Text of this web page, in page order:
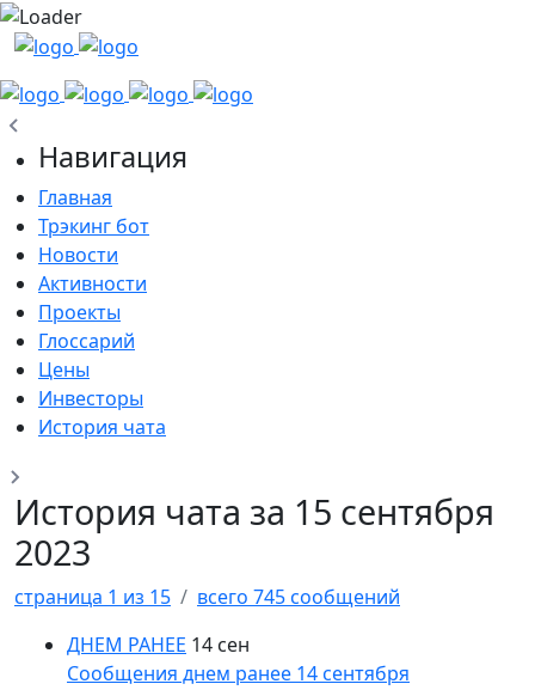
Навигация
Главная
Трэкинг бот
Новости
Активности
Проекты
Глоссарий
Цены
Инвесторы
История чата
История чата за 15 сентября
2023
страница 1 из 15
всего 745 сообщений
ДНЕМ РАНЕЕ 14 сен
Сообщения днем ранее 14 сентября